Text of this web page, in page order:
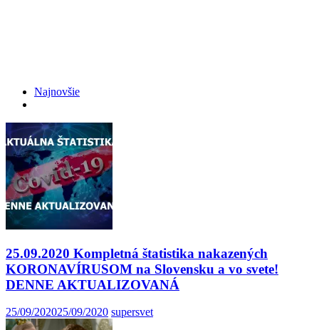
Najnovšie
25.09.2020 Kompletná štatistika nakazených
KORONAVÍRUSOM na Slovensku a vo svete!
DENNE AKTUALIZOVANÁ
25/09/202025/09/2020 supersvet